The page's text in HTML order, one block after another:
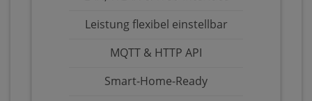
Leistung flexibel einstellbar
MQTT & HTTP API
Smart-Home-Ready